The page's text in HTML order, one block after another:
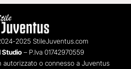
2025 StileJuventus.com
Studio– P.Iva 01742970559
autorizzato o connesso a Juventus